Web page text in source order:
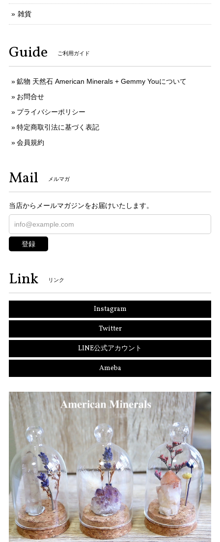
雑貨
Guide ご利用ガイド
鉱物 天然石 American Minerals + Gemmy Youについて
お問合せ
プライバシーポリシー
特定商取引法に基づく表記
会員規約
Mail メルマガ
当店からメールマガジンをお届けいたします。
登録
Link リンク
Instagram
Twitter
LINE公式アカウント
Ameba